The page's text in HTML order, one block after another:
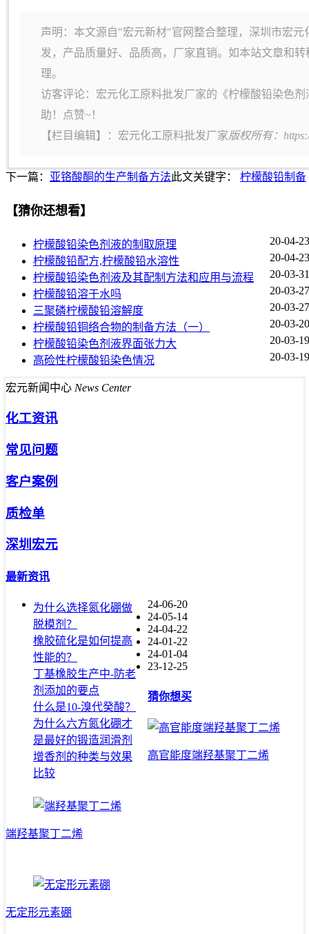
声明：本文源自"宏元新材"官网整合整理，深圳市宏
发，产品质量好、品质高，厂家直销。如本站文章和
理。
访客评论：宏元化工原料批发厂家的《柠檬酸铅染色
助！点赞~！
【栏目编辑】： 宏元化工原料批发厂家版权所有：
下一篇： 亚铬酸酮的生产制备方法此文关键字： 柠檬酸铅制备
【猜你还想看】
柠檬酸铅染色剂液的制取原理
20-04-23
柠檬酸铅配方,柠檬酸铅水溶性
20-04-23
柠檬酸铅染色剂液及其配制方法和应用与流程
20-03-31
柠檬酸铅溶于水吗
20-03-27
三聚磷柠檬酸铅溶解度
20-03-27
柠檬酸铅铜络合物的制备方法（一）
20-03-20
柠檬酸铅染色剂液界面张力大
20-03-19
高硷性柠檬酸铅染色情况
20-03-19
宏元新闻中心 News Center
化工资讯
常见问题
客户案例
质检单
深圳宏元
最新资讯
为什么选择氮化硼做
脱模剂？
24-06-20
橡胶硫化是如何提高
性能的？
24-05-14
丁基橡胶生产中-防老
剂添加的要点
24-04-22
什么是10-溴代癸酸？
24-01-22
为什么六方氮化硼才
是最好的锻造润滑剂
24-01-04
增香剂的种类与效果
比较
23-12-25
猜你想买
高官能度端羟基聚丁二烯
端羟基聚丁二烯
无定形元素硼